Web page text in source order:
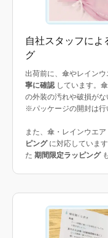
自社スタッフによ
グ
出荷前に、傘やレイン
寧に確認しています。
の外装の汚れや破損がな
※パッケージの開封は行
また、傘・レインウエ
ピングに対応していま
た 期間限定ラッピング